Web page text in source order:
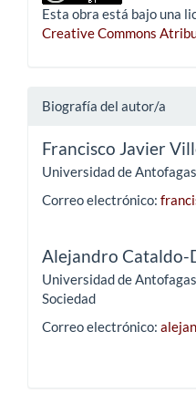
Esta obra está bajo una
Creative Commons
Biografía del autor/a
Francisco Javier
Universidad de
Correo electrónico:
Alejandro Cataldo-
Universidad de
Sociedad
Correo electrónico: